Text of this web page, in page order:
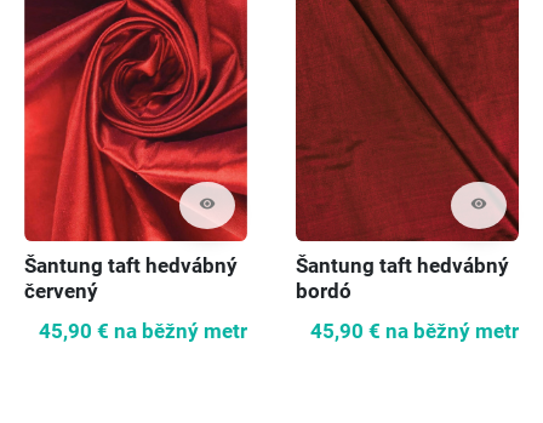
visibility
Šantung taft hedvábný
červený
45,90 € na běžný metr
visibility
Šantung taft hedvábný
bordó
45,90 € na běžný metr